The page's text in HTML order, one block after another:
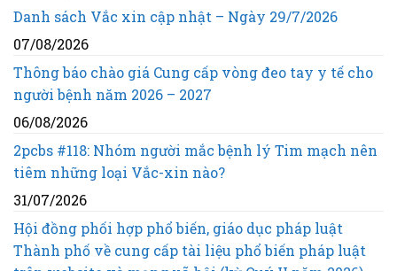
Danh sách Vắc xin cập nhật – Ngày 29/7/2026
07/08/2026
Thông báo chào giá Cung cấp vòng đeo tay y tế cho
người bệnh năm 2026 – 2027
06/08/2026
2pcbs #118: Nhóm người mắc bệnh lý Tim mạch nên
tiêm những loại Vắc-xin nào?
31/07/2026
Hội đồng phối hợp phổ biến, giáo dục pháp luật
Thành phố về cung cấp tài liệu phổ biến pháp luật